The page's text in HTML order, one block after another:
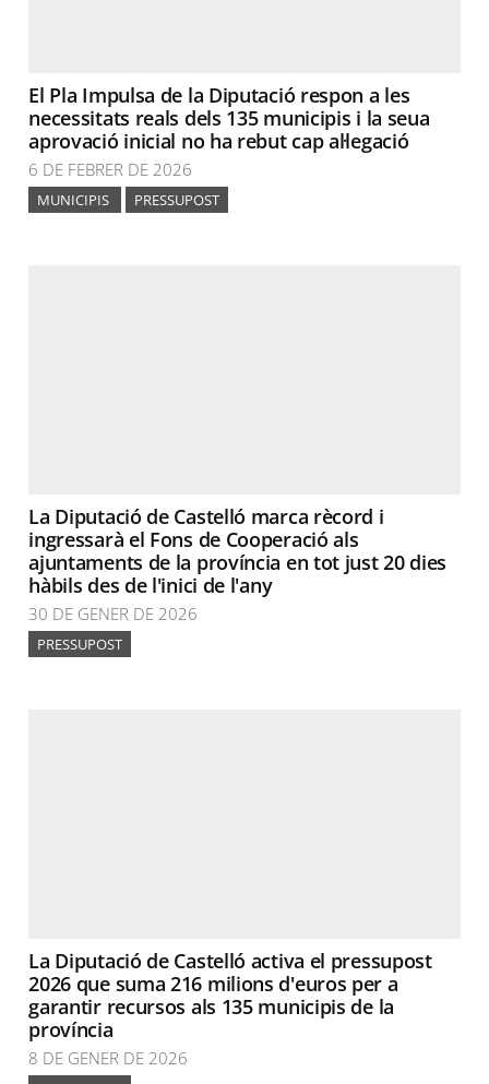
El Pla Impulsa de la Diputació respon a les
necessitats reals dels 135 municipis i la seua
aprovació inicial no ha rebut cap al·legació
6 DE FEBRER DE 2026
MUNICIPIS PRESSUPOST
La Diputació de Castelló marca rècord i
ingressarà el Fons de Cooperació als
ajuntaments de la província en tot just 20 dies
hàbils des de l'inici de l'any
30 DE GENER DE 2026
PRESSUPOST
La Diputació de Castelló activa el pressupost
2026 que suma 216 milions d'euros per a
garantir recursos als 135 municipis de la
província
8 DE GENER DE 2026